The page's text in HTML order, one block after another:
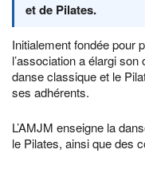
et de Pilates.
Initialement fondée pour
l’association a élargi
danse classique et le
ses adhérents.
L’AMJM enseigne la
le Pilates, ainsi que des